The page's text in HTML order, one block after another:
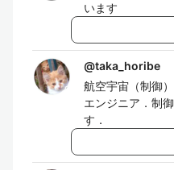
います
@taka_horibe
航空宇宙（制御
エンジニア．制
す．